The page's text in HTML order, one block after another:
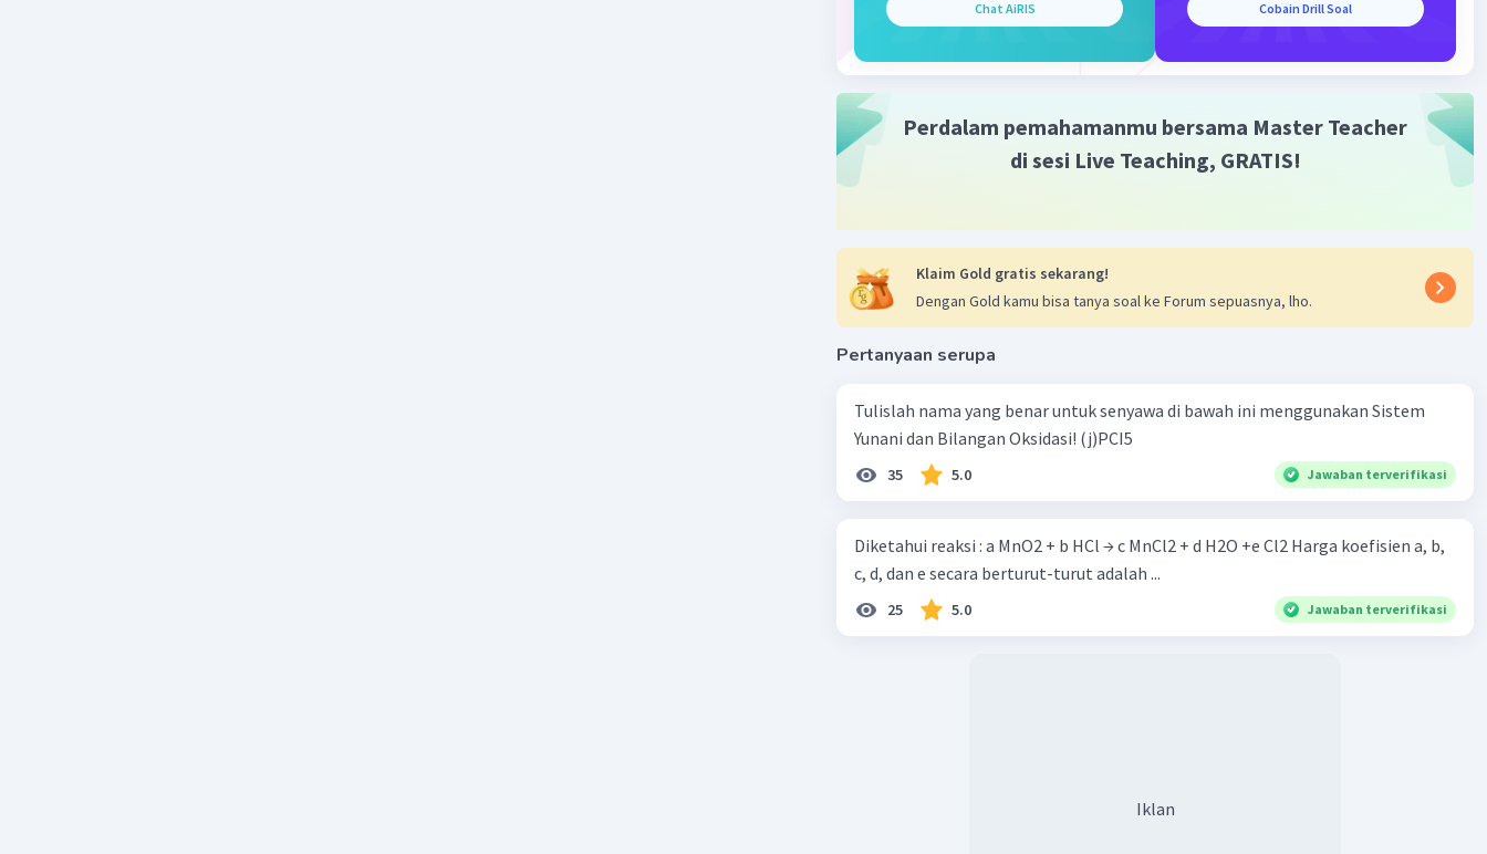
Chat AiRIS Cobain Drill Soal
Perdalam pemahamanmu bersama Master Teacher
di sesi Live Teaching, GRATIS!
Klaim Gold gratis sekarang!
Dengan Gold kamu bisa tanya soal ke Forum sepuasnya, lho.
Pertanyaan serupa
Tulislah nama yang benar untuk senyawa di bawah ini menggunakan Sistem
Yunani dan Bilangan Oksidasi! (j)PCI5
35 5.0 Jawaban terverifikasi
Diketahui reaksi : a MnO2 + b HCl → c MnCl2 + d H2O +e Cl2 Harga koefisien a, b,
c, d, dan e secara berturut-turut adalah ...
25 5.0 Jawaban terverifikasi
Iklan